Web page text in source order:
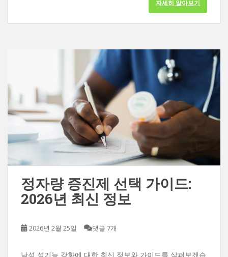
자세히 알아보기
정자량 증진제 선택 가이드:
2026년 최신 정보
2026년 2월 25일 댓글 7개
남성 성기능 강화에 대한 최신 정보와 가이드를 살펴보겠습